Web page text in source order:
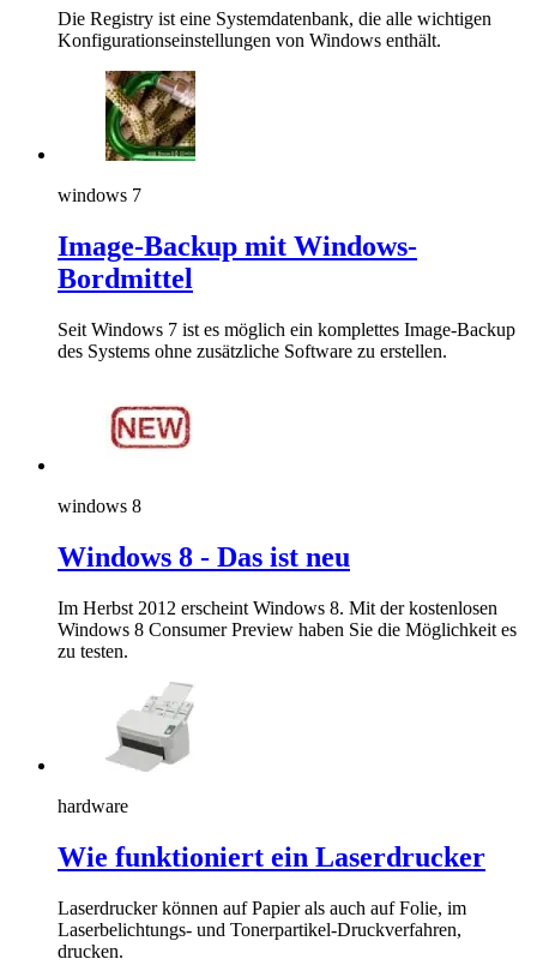
Die Registry ist eine Systemdatenbank, die alle wichtigen
Konfigurationseinstellungen von Windows enthält.
windows 7
Image-Backup mit Windows-
Bordmittel
Seit Windows 7 ist es möglich ein komplettes Image-Backup
des Systems ohne zusätzliche Software zu erstellen.
windows 8
Windows 8 - Das ist neu
Im Herbst 2012 erscheint Windows 8. Mit der kostenlosen
Windows 8 Consumer Preview haben Sie die Möglichkeit es
zu testen.
hardware
Wie funktioniert ein Laserdrucker
Laserdrucker können auf Papier als auch auf Folie, im
Laserbelichtungs- und Tonerpartikel-Druckverfahren,
drucken.